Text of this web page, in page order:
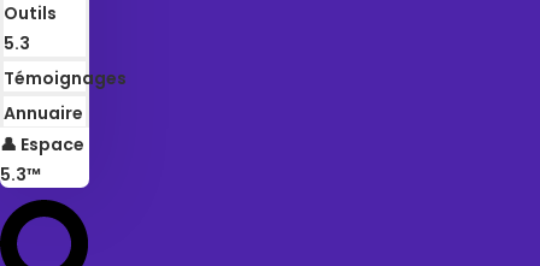
Outils
5.3
Témoignages
Annuaire
👤 Espace
5.3™